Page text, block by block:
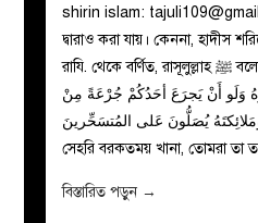
shirin islam:
দ্বারাও করা যায়। কেননা, হাদীস
রাযি. থেকে বর্ণিত, রাসূলুল্লাহ ﷺ বলেছেন,
وَلَو أَنْ يَجرَعَ أحَدُكُمْ جُرْعَةً مِنْ
يُصَلُّونَ عَلى المُتسَحِّرينَ
সেহরি বরকতময় খানা, তোমরা তা
বিস্তারিত পড়ুন →